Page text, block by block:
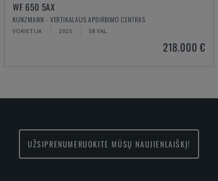
WF 650 5AX
KUNZMANN - VERTIKALAUS APDIRBIMO CENTRAS
VOKIETIJA 2025 58 VAL.
218.000 €
UŽSIPRENUMERUOKITE MŪSŲ NAUJIENLAIŠKĮ!